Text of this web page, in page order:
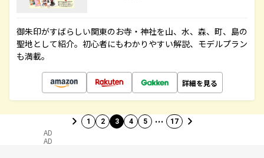
御朱印がすばらしい関東のお寺・神社を山、水、森、町、島の
聖地として紹介。初心者にもわかりやすい解説、モデルプラン
も満載。
詳細を見る
1 2 3 4 5 … 17
AD
AD